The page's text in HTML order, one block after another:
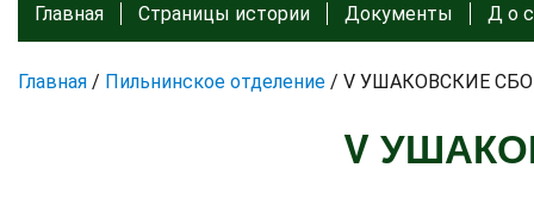
Главная Страницы истории Документы Д о с
Главная / Пильнинское отделение / V УШАКОВСКИЕ
V